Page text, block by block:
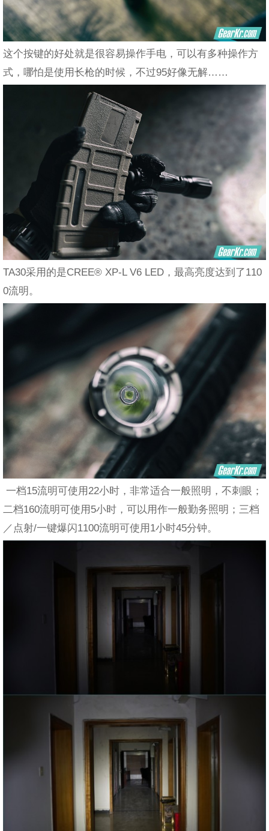
这个按键的好处就是很容易操作手电，可以有多种操作方
式，哪怕是使用长枪的时候，不过95好像无解……
TA30采用的是CREE® XP-L V6 LED，最高亮度达到了110
0流明。
一档15流明可使用22小时，非常适合一般照明，不刺眼；
二档160流明可使用5小时，可以用作一般勤务照明；三档
／点射/一键爆闪1100流明可使用1小时45分钟。